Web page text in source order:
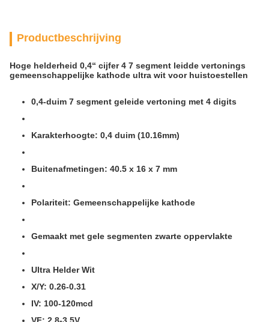
Productbeschrijving
Hoge helderheid 0,4“ cijfer 4 7 segment leidde vertonings
gemeenschappelijke kathode ultra wit voor huistoestellen
0,4-duim 7 segment geleide vertoning met 4 digits
Karakterhoogte: 0,4 duim (10.16mm)
Buitenafmetingen: 40.5 x 16 x 7 mm
Polariteit: Gemeenschappelijke kathode
Gemaakt met gele segmenten zwarte oppervlakte
Ultra Helder Wit
X/Y: 0.26-0.31
IV: 100-120mcd